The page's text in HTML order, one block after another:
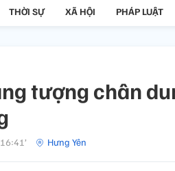
THỜI SỰ XÃ HỘI PHÁP LUẬT
tượng chân
Hưng Yên